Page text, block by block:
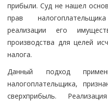
прибыли. Суд не нашел
прав
реализации его
производства для целей
налога.
Данный подход
налогоплательщика,
сверхприбыль.